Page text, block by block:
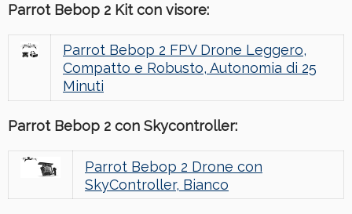
Parrot Bebop 2 Kit con visore:
Parrot Bebop 2 FPV Drone Leggero,
Compatto e Robusto, Autonomia di 25
Minuti
Parrot Bebop 2 con Skycontroller:
Parrot Bebop 2 Drone con
SkyController, Bianco